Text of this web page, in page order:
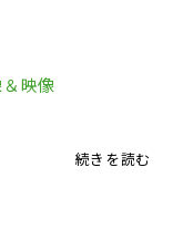
映像
続きを読む